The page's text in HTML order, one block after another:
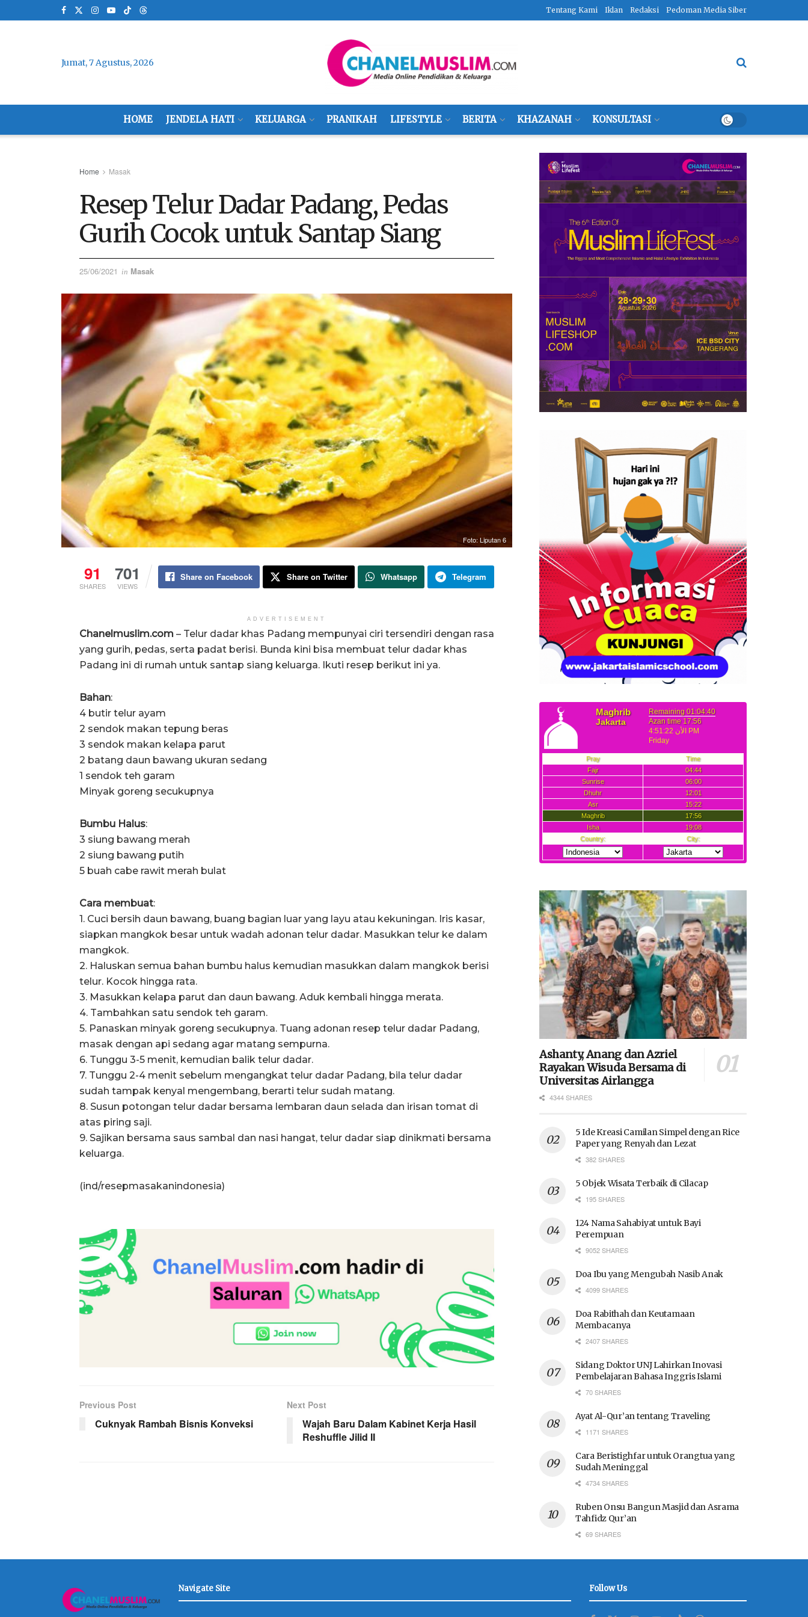
Tentang Kami Iklan Redaksi Pedoman Media Siber
Jumat, 7 Agustus, 2026
HOME JENDELA HATI KELUARGA PRANIKAH LIFESTYLE BERITA KHAZANAH KONSULTASI
Home Masak
Resep Telur Dadar Padang, Pedas
Gurih Cocok untuk Santap Siang
25/06/2021 in Masak
Foto: Liputan 6
91
SHARES
701
VIEWS
Share on Facebook Share on Twitter Whatsapp Telegram
ADVERTISEMENT
Chanelmuslim.com – Telur dadar khas Padang mempunyai ciri tersendiri dengan rasa
yang gurih, pedas, serta padat berisi. Bunda kini bisa membuat telur dadar khas
Padang ini di rumah untuk santap siang keluarga. Ikuti resep berikut ini ya.
Bahan:
4 butir telur ayam
2 sendok makan tepung beras
3 sendok makan kelapa parut
2 batang daun bawang ukuran sedang
1 sendok teh garam
Minyak goreng secukupnya
Bumbu Halus:
3 siung bawang merah
2 siung bawang putih
5 buah cabe rawit merah bulat
Cara membuat:
1. Cuci bersih daun bawang, buang bagian luar yang layu atau kekuningan. Iris kasar,
siapkan mangkok besar untuk wadah adonan telur dadar. Masukkan telur ke dalam
mangkok.
2. Haluskan semua bahan bumbu halus kemudian masukkan dalam mangkok berisi
telur. Kocok hingga rata.
3. Masukkan kelapa parut dan daun bawang. Aduk kembali hingga merata.
4. Tambahkan satu sendok teh garam.
5. Panaskan minyak goreng secukupnya. Tuang adonan resep telur dadar Padang,
masak dengan api sedang agar matang sempurna.
6. Tunggu 3-5 menit, kemudian balik telur dadar.
7. Tunggu 2-4 menit sebelum mengangkat telur dadar Padang, bila telur dadar
sudah tampak kenyal mengembang, berarti telur sudah matang.
8. Susun potongan telur dadar bersama lembaran daun selada dan irisan tomat di
atas piring saji.
9. Sajikan bersama saus sambal dan nasi hangat, telur dadar siap dinikmati bersama
keluarga.
(ind/resepmasakanindonesia)
Previous Post
Cuknyak Rambah Bisnis Konveksi
Next Post
Wajah Baru Dalam Kabinet Kerja Hasil
Reshuffle Jilid II
Ashanty, Anang dan Azriel
Rayakan Wisuda Bersama di
Universitas Airlangga
4344 SHARES
5 Ide Kreasi Camilan Simpel dengan Rice
Paper yang Renyah dan Lezat
382 SHARES
5 Objek Wisata Terbaik di Cilacap
195 SHARES
124 Nama Sahabiyat untuk Bayi
Perempuan
9052 SHARES
Doa Ibu yang Mengubah Nasib Anak
4099 SHARES
Doa Rabithah dan Keutamaan
Membacanya
2407 SHARES
Sidang Doktor UNJ Lahirkan Inovasi
Pembelajaran Bahasa Inggris Islami
70 SHARES
Ayat Al-Qur’an tentang Traveling
1171 SHARES
Cara Beristighfar untuk Orangtua yang
Sudah Meninggal
4734 SHARES
Ruben Onsu Bangun Masjid dan Asrama
Tahfidz Qur’an
69 SHARES
Navigate Site Follow Us